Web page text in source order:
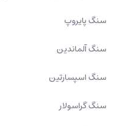
سنگ پایروپ
سنگ آلماندین
سنگ اسپسارتین
سنگ گراسولار